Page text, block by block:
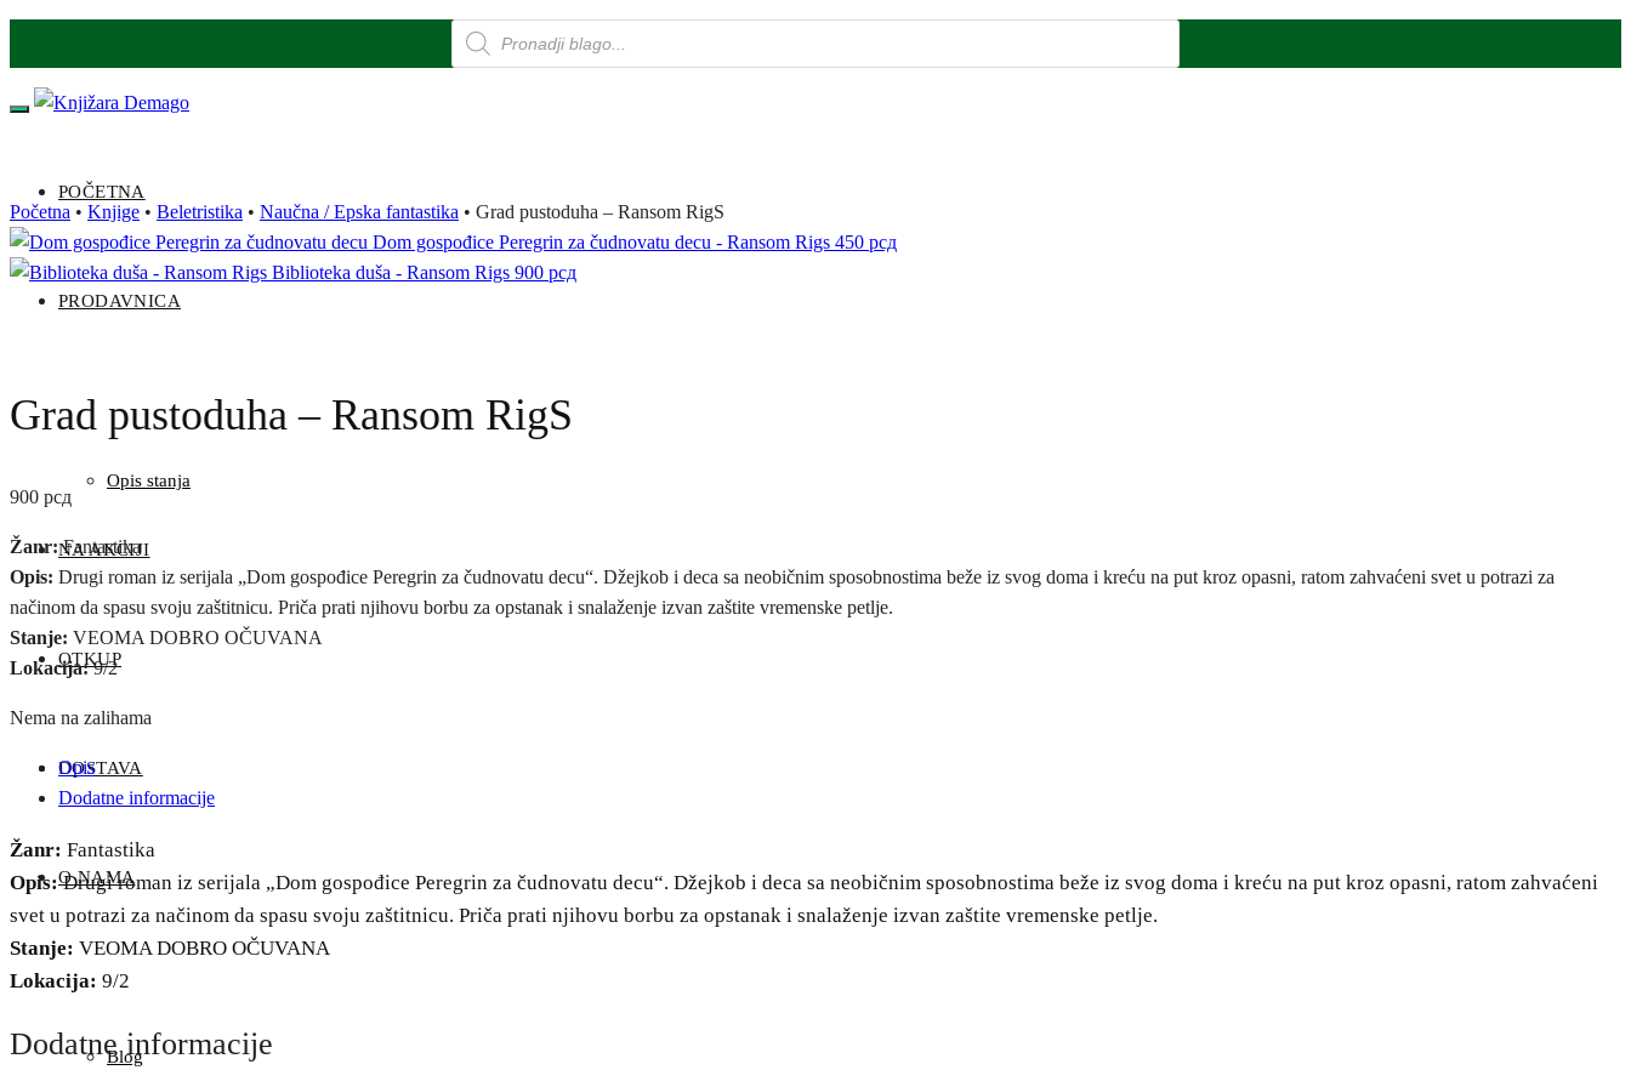
to
navigation
to
content
Products
search
POČETNA
PRODAVNICA
Opis stanja
NA AKCIJI
OTKUP
DOSTAVA
O NAMA
Blog
Početna • Knjige • Beletristika • Naučna / Epska fantastika • Grad pustoduha – Ransom RigS
Dom gospođice Peregrin za čudnovatu decu - Ransom Rigs 450 рсд
Biblioteka duša - Ransom Rigs 900 рсд
Grad pustoduha – Ransom RigS
900 рсд
Žanr:Fantastika
Opis: Drugi roman iz serijala „Dom gospođice Peregrin za čudnovatu decu“. Džejkob i deca sa neobičnim sposobnostima beže iz svog doma i kreću na put kroz opasni, ratom zahvaćeni svet u potrazi za
načinom da spasu svoju zaštitnicu. Priča prati njihovu borbu za opstanak i snalaženje izvan zaštite vremenske petlje.
Stanje: VEOMA DOBRO OČUVANA
Lokacija:9/2
Nema na zalihama
Opis
Dodatne informacije
Žanr: Fantastika
Opis:Drugi roman iz serijala „Dom gospođice Peregrin za čudnovatu decu“. Džejkob i deca sa neobičnim sposobnostima beže iz svog doma i kreću na put kroz opasni, ratom zahvaćeni
svet u potrazi za načinom da spasu svoju zaštitnicu. Priča prati njihovu borbu za opstanak i snalaženje izvan zaštite vremenske petlje.
Stanje: VEOMA DOBRO OČUVANA
Lokacija: 9/2
Dodatne informacije